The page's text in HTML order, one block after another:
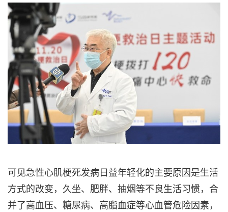
可见急性心肌梗死发病日益年轻化的主要原因是生活
方式的改变，久坐、肥胖、抽烟等不良生活习惯，合
并了高血压、糖尿病、高脂血症等心血管危险因素，